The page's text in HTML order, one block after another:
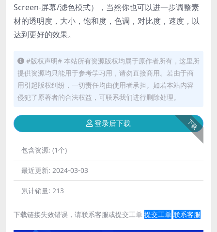
Screen-屏幕/滤色模式），当然你也可以进一步调整素
材的透明度，大小，饱和度，色调，对比度，速度，以
达到更好的效果。
#版权声明# 本站所有资源版权均属于原作者所有，这里所
提供资源均只能用于参考学习用，请勿直接商用。若由于商
用引起版权纠纷，一切责任均由使用者承担。如若本站内容
侵犯了原著者的合法权益，可联系我们进行删除处理。
下载
登录后下载
包含资源: (1个)
最近更新: 2024-03-03
累计销量: 213
下载链接失效错误，请联系客服或提交工单 提交工单 联系客服